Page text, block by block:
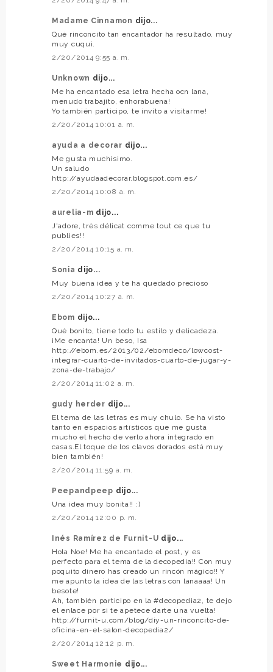
Madame Cinnamon dijo...
Qué rinconcito tan encantador ha resultado, muy
muy cuqui.
2/20/2014 9:55 a. m.
Unknown dijo...
Me ha encantado esa letra hecha ocn lana,
menudo trabajito, enhorabuena!
Yo también participo, te invito a visitarme!
2/20/2014 10:01 a. m.
ayuda a decorar dijo...
Me gusta muchisimo.
Un saludo
http://ayudaadecorar.blogspot.com.es/
2/20/2014 10:08 a. m.
aurelia-m dijo...
J'adore, très délicat comme tout ce que tu
publies!!
2/20/2014 10:15 a. m.
Sonia dijo...
Muy buena idea y te ha quedado precioso
2/20/2014 10:27 a. m.
Ebom dijo...
Qué bonito, tiene todo tu estilo y delicadeza.
¡Me encanta! Un beso, Isa
http://ebom.es/2013/02/ebomdeco/lowcost-
integrar-cuarto-de-invitados-cuarto-de-jugar-y-
zona-de-trabajo/
2/20/2014 11:02 a. m.
gudy herder dijo...
El tema de las letras es muy chulo. Se ha visto
tanto en espacios artísticos que me gusta
mucho el hecho de verlo ahora integrado en
casas.El toque de los clavos dorados está muy
bien también!
2/20/2014 11:59 a. m.
Peepandpeep dijo...
Una idea muy bonita!! :)
2/20/2014 12:00 p. m.
Inés Ramírez de Furnit-U dijo...
Hola Noe! Me ha encantado el post, y es
perfecto para el tema de la decopedia!! Con muy
poquito dinero has creado un rincón mágico!! Y
me apunto la idea de las letras con lanaaaa! Un
besote!
Ah, también participo en la #decopedia2, te dejo
el enlace por si te apetece darte una vuelta!
http://furnit-u.com/blog/diy-un-rinconcito-de-
oficina-en-el-salon-decopedia2/
2/20/2014 12:12 p. m.
Sweet Harmonie dijo...